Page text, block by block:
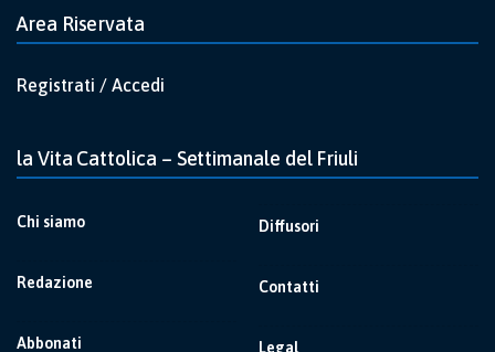
Area Riservata
Registrati / Accedi
la Vita Cattolica – Settimanale del Friuli
Chi siamo
Redazione
Abbonati
Diffusori
Contatti
Legal